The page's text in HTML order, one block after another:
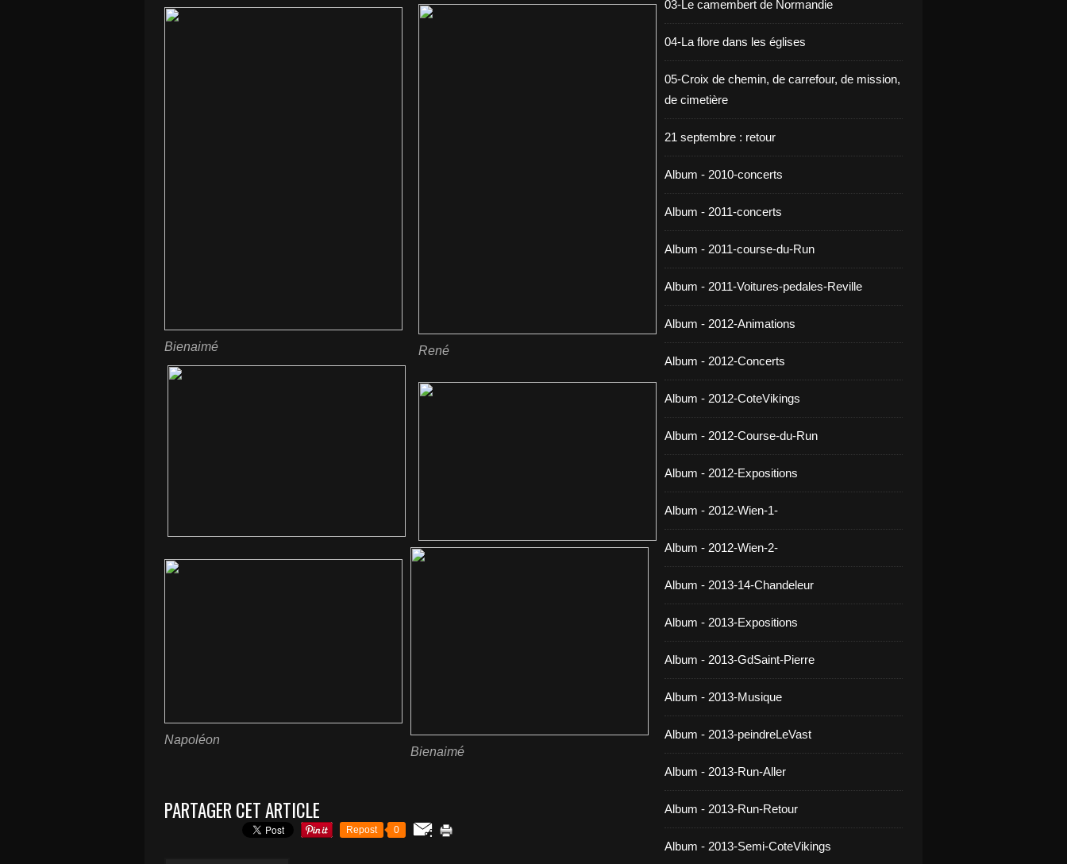
Bienaimé René
Napoléon
Bienaimé
PARTAGER CET ARTICLE
Repost 0
03-Le camembert de Normandie
04-La flore dans les églises
05-Croix de chemin, de carrefour, de mission,
de cimetière
21 septembre : retour
Album - 2010-concerts
Album - 2011-concerts
Album - 2011-course-du-Run
Album - 2011-Voitures-pedales-Reville
Album - 2012-Animations
Album - 2012-Concerts
Album - 2012-CoteVikings
Album - 2012-Course-du-Run
Album - 2012-Expositions
Album - 2012-Wien-1-
Album - 2012-Wien-2-
Album - 2013-14-Chandeleur
Album - 2013-Expositions
Album - 2013-GdSaint-Pierre
Album - 2013-Musique
Album - 2013-peindreLeVast
Album - 2013-Run-Aller
Album - 2013-Run-Retour
Album - 2013-Semi-CoteVikings